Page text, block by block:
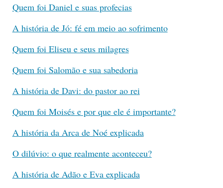
Quem foi Daniel e suas profecias
A história de Jó: fé em meio ao sofrimento
Quem foi Eliseu e seus milagres
Quem foi Salomão e sua sabedoria
A história de Davi: do pastor ao rei
Quem foi Moisés e por que ele é importante?
A história da Arca de Noé explicada
O dilúvio: o que realmente aconteceu?
A história de Adão e Eva explicada